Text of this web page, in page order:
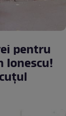
pentru
Ionescu!